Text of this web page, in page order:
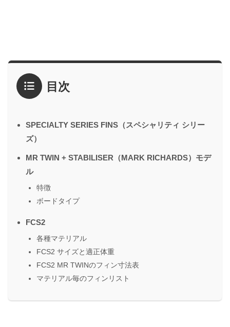
目次
SPECIALTY SERIES FINS（スペシャリティ シリー
ズ）
MR TWIN + STABILISER（MARK RICHARDS）モデ
ル
特徴
ボードタイプ
FCS2
各種マテリアル
FCS2 サイズと適正体重
FCS2 MR TWINのフィン寸法表
マテリアル毎のフィンリスト